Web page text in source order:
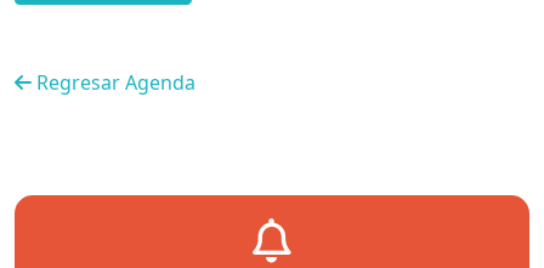
Regresar Agenda